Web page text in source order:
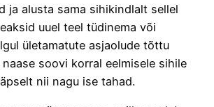
ja alusta sama sihikindlalt sellel
uuel teel tüdinema või
ületamatute asjaolude tõttu
naase soovi korral eelmisele sihile
nii nagu ise tahad.